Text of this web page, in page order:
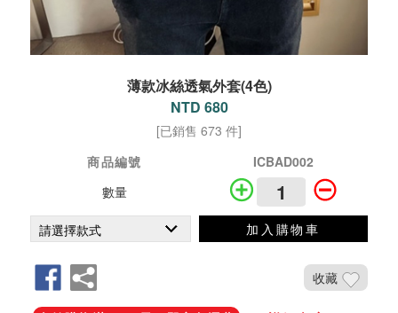
薄款冰絲透氣外套(4色)
NTD 680
[已銷售 673 件]
商品編號
ICBAD002
數量
加入購物車
收藏